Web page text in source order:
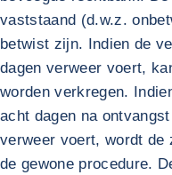
vaststaand (d.w.z.
betwist zijn. Indien de
dagen verweer voert,
worden verkregen.
acht dagen na
verweer voert, wordt de
de gewone procedure.